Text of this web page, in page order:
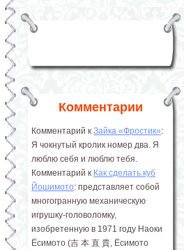
Комментарии
Комментарий к Зайка «Фростик»:
Я чокнутый кролик номер два. Я
люблю себя и люблю тебя.
Комментарий к Как сделать куб
Йошимото: представляет собой
многогранную механическую
игрушку-головоломку,
изобретенную в 1971 году Наоки
Ёсимото (吉 本 直 貴, Ёсимото